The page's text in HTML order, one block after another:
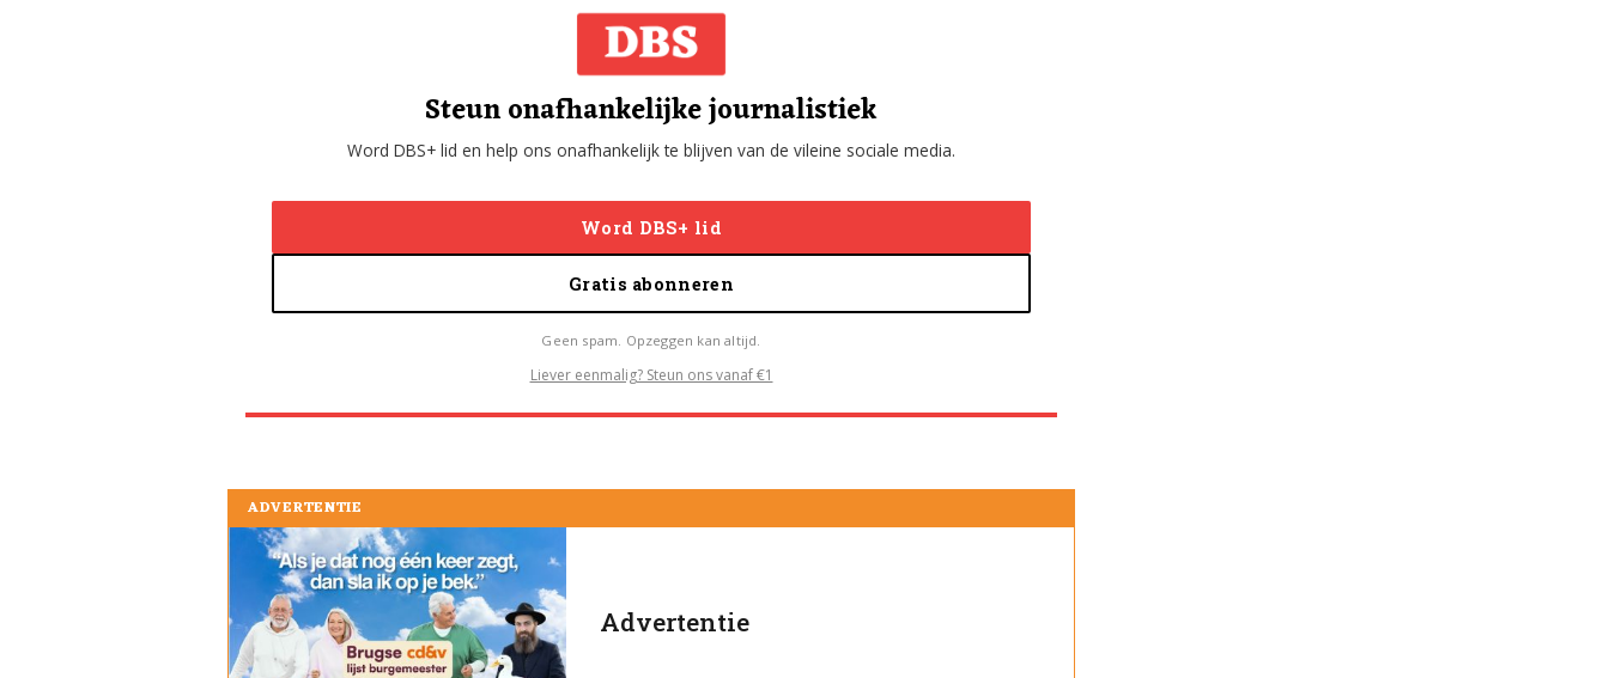
Steun onafhankelijke journalistiek
Word DBS+ lid en help ons onafhankelijk te blijven van de vileine sociale media.
Word DBS+ lid
Gratis abonneren
Geen spam. Opzeggen kan altijd.
Liever eenmalig? Steun ons vanaf €1
ADVERTENTIE
Advertentie